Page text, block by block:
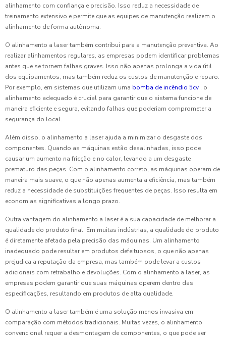
alinhamento com confiança e precisão. Isso reduz a necessidade de
treinamento extensivo e permite que as equipes de manutenção realizem o
alinhamento de forma autônoma.
O alinhamento a laser também contribui para a manutenção preventiva. Ao
realizar alinhamentos regulares, as empresas podem identificar problemas
antes que se tornem falhas graves. Isso não apenas prolonga a vida útil
dos equipamentos, mas também reduz os custos de manutenção e reparo.
Por exemplo, em sistemas que utilizam uma bomba de incêndio 5cv , o
alinhamento adequado é crucial para garantir que o sistema funcione de
maneira eficiente e segura, evitando falhas que poderiam comprometer a
segurança do local.
Além disso, o alinhamento a laser ajuda a minimizar o desgaste dos
componentes. Quando as máquinas estão desalinhadas, isso pode
causar um aumento na fricção e no calor, levando a um desgaste
prematuro das peças. Com o alinhamento correto, as máquinas operam de
maneira mais suave, o que não apenas aumenta a eficiência, mas também
reduz a necessidade de substituições frequentes de peças. Isso resulta em
economias significativas a longo prazo.
Outra vantagem do alinhamento a laser é a sua capacidade de melhorar a
qualidade do produto final. Em muitas indústrias, a qualidade do produto
é diretamente afetada pela precisão das máquinas. Um alinhamento
inadequado pode resultar em produtos defeituosos, o que não apenas
prejudica a reputação da empresa, mas também pode levar a custos
adicionais com retrabalho e devoluções. Com o alinhamento a laser, as
empresas podem garantir que suas máquinas operem dentro das
especificações, resultando em produtos de alta qualidade.
O alinhamento a laser também é uma solução menos invasiva em
comparação com métodos tradicionais. Muitas vezes, o alinhamento
convencional requer a desmontagem de componentes, o que pode ser